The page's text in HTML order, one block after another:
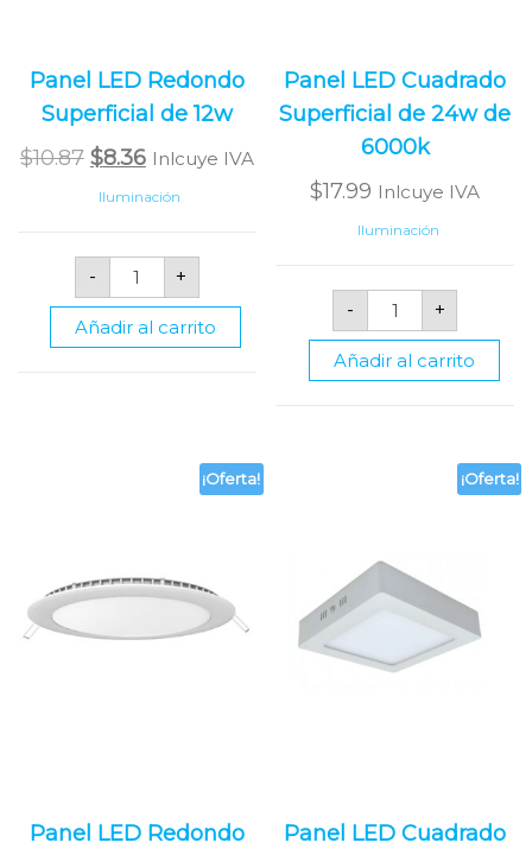
Panel LED Redondo
Superficial de 12w
$10.87 Original
price
$10.87.
$8.36Current
price
$8.36.
Inlcuye IVA
Iluminación
-
Panel
LED
Redondo
Superficial
de
12w
+
Añadir al carrito
Panel LED Cuadrado
Superficial de 24w de
6000k
$17.99 Inlcuye IVA
Iluminación
-
Panel
LED
Cuadrado
Superficial
de
24w
+
Añadir al carrito
¡Oferta!
Panel LED Redondo
¡Oferta!
Panel LED Cuadrado